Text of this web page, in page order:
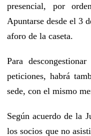
presencial, por
Apuntarse desde el 3
aforo de la caseta.
Para
peticiones, habrá
sede, con el mismo
Según acuerdo de la
los socios que no